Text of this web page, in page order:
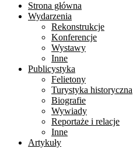
Strona główna
Wydarzenia
Rekonstrukcje
Konferencje
Wystawy
Inne
Publicystyka
Felietony
Turystyka historyczna
Biografie
Wywiady
Reportaże i relacje
Inne
Artykuły